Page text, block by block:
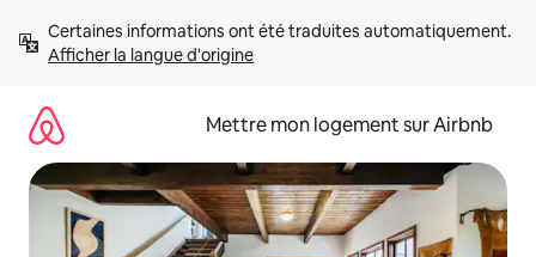
directement
Afficher la langue d'origine
Mettre mon logement sur Airbnb